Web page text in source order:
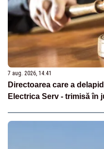
7 aug. 2026, 14:41
Directoarea care a
Electrica Serv - trimisă în